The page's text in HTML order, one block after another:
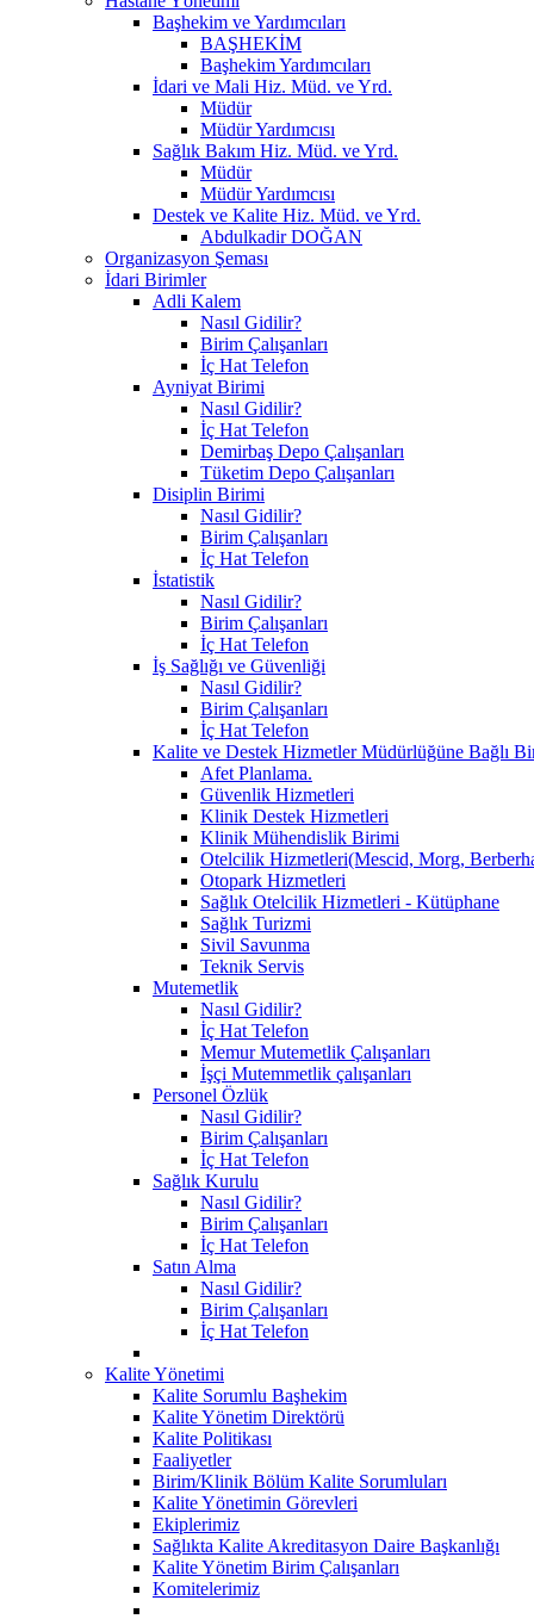
Başhekim ve Yardımcıları
BAŞHEKİM
Başhekim Yardımcıları
İdari ve Mali Hiz. Müd. ve Yrd.
Müdür
Müdür Yardımcısı
Sağlık Bakım Hiz. Müd. ve Yrd.
Müdür
Müdür Yardımcısı
Destek ve Kalite Hiz. Müd. ve Yrd.
Abdulkadir DOĞAN
Organizasyon Şeması
İdari Birimler
Adli Kalem
Nasıl Gidilir?
Birim Çalışanları
İç Hat Telefon
Ayniyat Birimi
Nasıl Gidilir?
İç Hat Telefon
Demirbaş Depo Çalışanları
Tüketim Depo Çalışanları
Disiplin Birimi
Nasıl Gidilir?
Birim Çalışanları
İç Hat Telefon
İstatistik
Nasıl Gidilir?
Birim Çalışanları
İç Hat Telefon
İş Sağlığı ve Güvenliği
Nasıl Gidilir?
Birim Çalışanları
İç Hat Telefon
Kalite ve Destek Hizmetler Müdürlüğüne Bağlı
Afet Planlama.
Güvenlik Hizmetleri
Klinik Destek Hizmetleri
Klinik Mühendislik Birimi
Otelcilik Hizmetleri(Mescid, Morg,
Otopark Hizmetleri
Sağlık Otelcilik Hizmetleri - Kütüphane
Sağlık Turizmi
Sivil Savunma
Teknik Servis
Mutemetlik
Nasıl Gidilir?
İç Hat Telefon
Memur Mutemetlik Çalışanları
İşçi Mutemmetlik çalışanları
Personel Özlük
Nasıl Gidilir?
Birim Çalışanları
İç Hat Telefon
Sağlık Kurulu
Nasıl Gidilir?
Birim Çalışanları
İç Hat Telefon
Satın Alma
Nasıl Gidilir?
Birim Çalışanları
İç Hat Telefon
Kalite Yönetimi
Kalite Sorumlu Başhekim
Kalite Yönetim Direktörü
Kalite Politikası
Faaliyetler
Birim/Klinik Bölüm Kalite Sorumluları
Kalite Yönetimin Görevleri
Ekiplerimiz
Sağlıkta Kalite Akreditasyon Daire Başkanlığı
Kalite Yönetim Birim Çalışanları
Komitelerimiz